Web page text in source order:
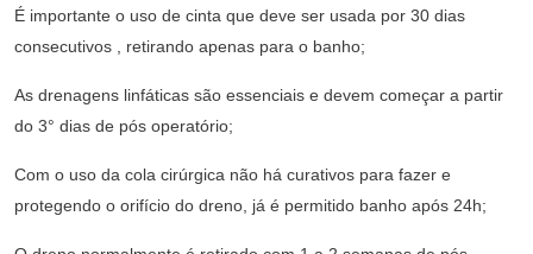
É importante o uso de cinta que deve ser usada por 30 dias
consecutivos , retirando apenas para o banho;
As drenagens linfáticas são essenciais e devem começar a partir
do 3° dias de pós operatório;
Com o uso da cola cirúrgica não há curativos para fazer e
protegendo o orifício do dreno, já é permitido banho após 24h;